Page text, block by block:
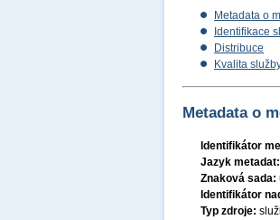
Metadata o
Identifikace
Distribuce
Kvalita
Metadata o
Identifikátor
Jazyk metadat:
Znaková sada:
Identifikátor
Typ zdroje: